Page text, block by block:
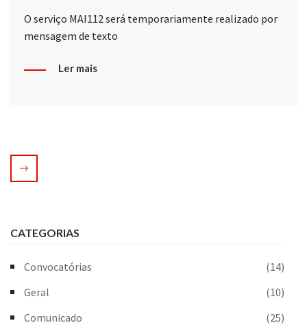
O serviço MAI112 será temporariamente realizado por
mensagem de texto
Ler mais
CATEGORIAS
Convocatórias
(14)
Geral
(10)
Comunicado
(25)